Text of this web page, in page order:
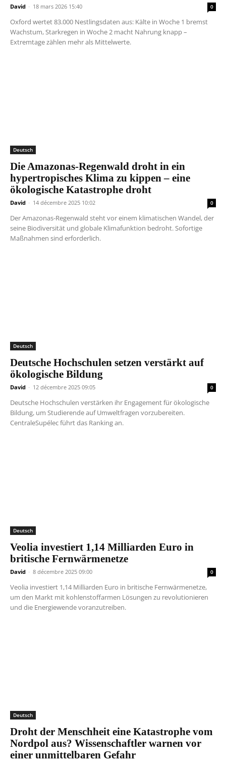
David - 18 mars 2026 15:40 0
Oxford wertet 83.000 Nestlingsdaten aus: Kälte in Woche 1 bremst
Wachstum, Starkregen in Woche 2 macht Nahrung knapp –
Extremtage zählen mehr als Mittelwerte.
Deutsch
Die Amazonas-Regenwald droht in ein
hypertropisches Klima zu kippen – eine
ökologische Katastrophe droht
David - 14 décembre 2025 10:02 0
Der Amazonas-Regenwald steht vor einem klimatischen Wandel, der
seine Biodiversität und globale Klimafunktion bedroht. Sofortige
Maßnahmen sind erforderlich.
Deutsch
Deutsche Hochschulen setzen verstärkt auf
ökologische Bildung
David - 12 décembre 2025 09:05 0
Deutsche Hochschulen verstärken ihr Engagement für ökologische
Bildung, um Studierende auf Umweltfragen vorzubereiten.
CentraleSupélec führt das Ranking an.
Deutsch
Veolia investiert 1,14 Milliarden Euro in
britische Fernwärmenetze
David - 8 décembre 2025 09:00 0
Veolia investiert 1,14 Milliarden Euro in britische Fernwärmenetze,
um den Markt mit kohlenstoffarmen Lösungen zu revolutionieren
und die Energiewende voranzutreiben.
Deutsch
Droht der Menschheit eine Katastrophe vom
Nordpol aus? Wissenschaftler warnen vor
einer unmittelbaren Gefahr